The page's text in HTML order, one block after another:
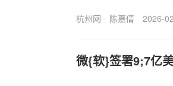
杭州网 陈嘉倩 2026-
微{软}签署9;7亿